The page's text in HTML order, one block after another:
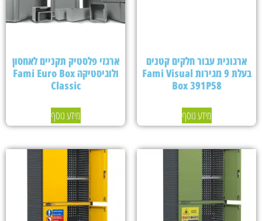
ארגונית עבור חלקים קטנים
בעלת 9 מגירות Fami Visual
Box 391P58
מידע נוסף
ארגזי פלסטיק תקניים לאחסון
ולוגיסטיקה Fami Euro Box
Classic
מידע נוסף